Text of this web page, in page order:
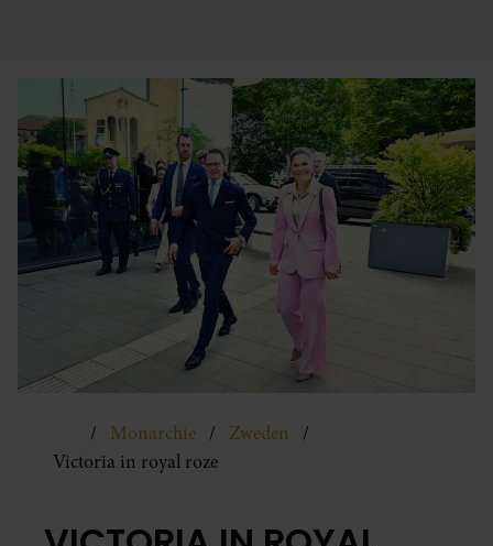
Monarchie
Zweden
Victoria in royal roze